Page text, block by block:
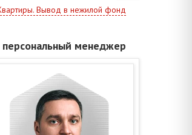
Вывод в нежилой фонд
менеджер